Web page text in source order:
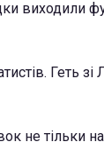
виходили
Геть
не тільки на